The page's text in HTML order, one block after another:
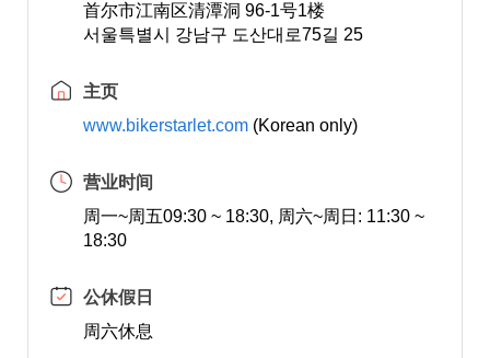
首尔市江南区清潭洞 96-1号1楼
서울특별시 강남구 도산대로75길 25
主页
www.bikerstarlet.com(Korean only)
营业时间
周一~周五09:30 ~ 18:30, 周六~周日: 11:30 ~
18:30
公休假日
周六休息